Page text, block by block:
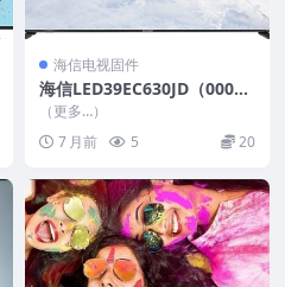
海信电视固件
海信LED39EC630JD（000
0）BOM11升级VIDAA3软件
数据20151019_U盘刷机固件
（更多…）
7 月前
5 20